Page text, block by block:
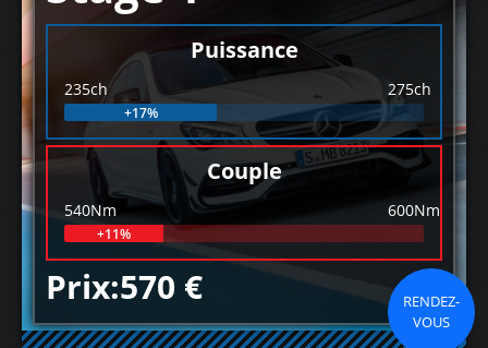
Puissance
235ch 275ch
+17%
Couple
540Nm 600Nm
+11%
Prix:570 €
RENDEZ-
VOUS